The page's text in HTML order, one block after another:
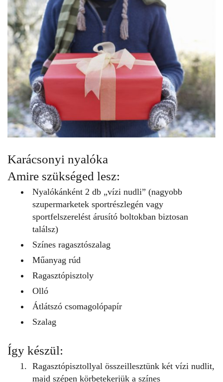
Karácsonyi nyalóka
Amire szükséged lesz:
Nyalókánként 2 db „vízi nudli” (nagyobb
szupermarketek sportrészlegén vagy
sportfelszerelést árusító boltokban biztosan
találsz)
Színes ragasztószalag
Műanyag rúd
Ragasztópisztoly
Olló
Átlátszó csomagolópapír
Szalag
Így készül:
Ragasztópisztollyal összeillesztünk két vízi nudlit,
majd szépen körbetekerjük a színes